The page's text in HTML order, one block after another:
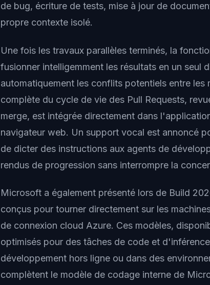
de bug, écriture de tests, mise à jour de
propre contexte isolé.
Une fois les travaux parallèles terminés, la
fusionner intelligemment les résultats en un seul
automatiquement les conflits potentiels entre
complète du cycle de vie des Pull Requests,
merge, est intégrée directement dans
navigateur web. Un support vocal est annoncé
de dicter des instructions aux agents de
rendus de progression sans interrompre la
Microsoft a également présenté lors de Build
conçus pour tourner directement sur les
de connexion cloud Azure. Ces modèles,
optimisés pour des tâches de code et
développement hors ligne ou dans des
complètent le modèle de codage interne de